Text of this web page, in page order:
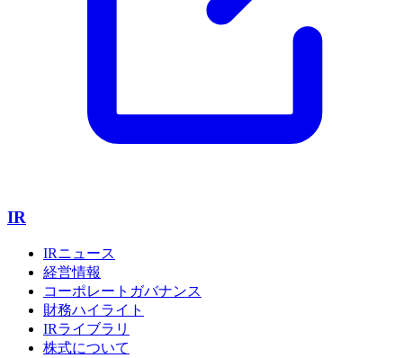
IR
IRニュース
経営情報
コーポレートガバナンス
財務ハイライト
IRライブラリ
株式について